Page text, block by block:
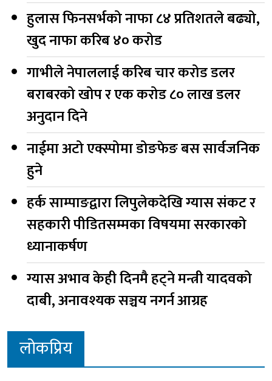
हुलास फिनसर्भको नाफा ८४ प्रतिशतले बढ्यो,
खुद नाफा करिब ४० करोड
गाभीले नेपाललाई करिब चार करोड डलर
बराबरको खोप र एक करोड ८० लाख डलर
अनुदान दिने
नाईमा अटो एक्स्पोमा डोङफेङ बस सार्वजनिक
हुने
हर्क साम्पाङद्वारा लिपुलेकदेखि ग्यास संकट र
सहकारी पीडितसम्मका विषयमा सरकारको
ध्यानाकर्षण
ग्यास अभाव केही दिनमै हट्ने मन्त्री यादवको
दाबी, अनावश्यक सञ्चय नगर्न आग्रह
लोकप्रिय